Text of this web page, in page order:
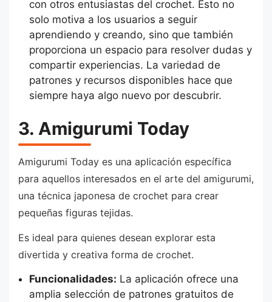
con otros entusiastas del crochet. Esto no
solo motiva a los usuarios a seguir
aprendiendo y creando, sino que también
proporciona un espacio para resolver dudas y
compartir experiencias. La variedad de
patrones y recursos disponibles hace que
siempre haya algo nuevo por descubrir.
3. Amigurumi Today
Amigurumi Today es una aplicación específica
para aquellos interesados en el arte del amigurumi,
una técnica japonesa de crochet para crear
pequeñas figuras tejidas.
Es ideal para quienes desean explorar esta
divertida y creativa forma de crochet.
Funcionalidades: La aplicación ofrece una
amplia selección de patrones gratuitos de